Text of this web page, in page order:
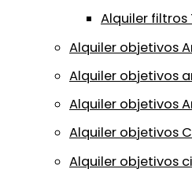
Alquiler filtros
Alquiler objetivos
Alquiler objetivos
Alquiler objetivos
Alquiler objetivos
Alquiler objetivos